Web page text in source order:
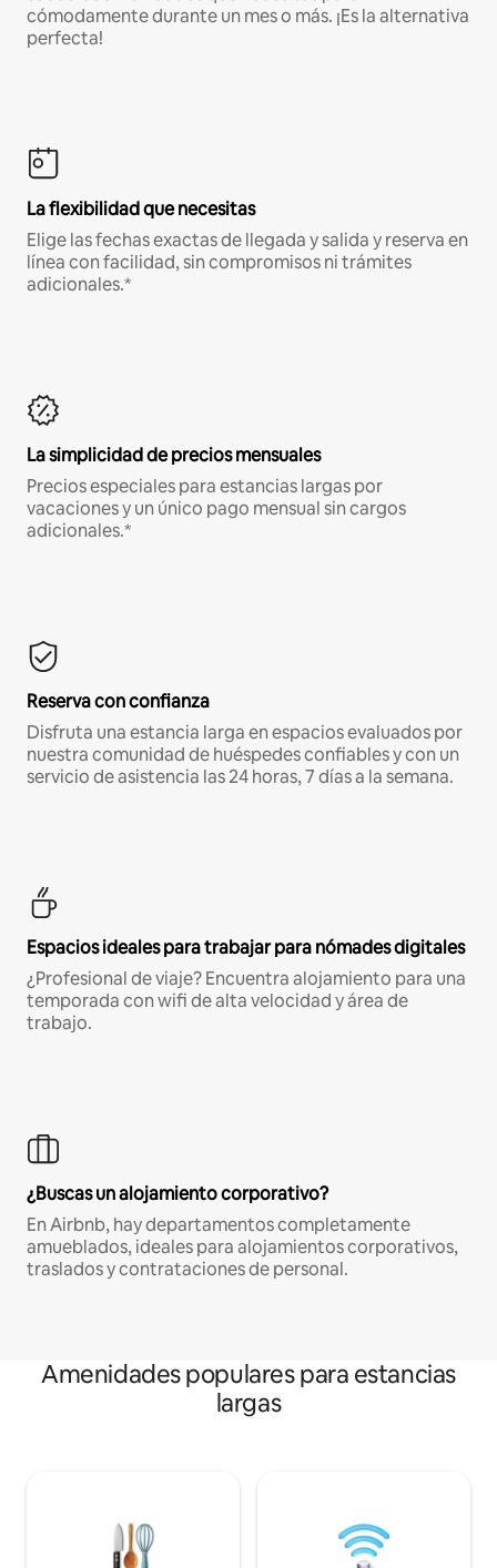
cómodamente durante un mes o más. ¡Es la alternativa
perfecta!
La flexibilidad que necesitas
Elige las fechas exactas de llegada y salida y reserva en
línea con facilidad, sin compromisos ni trámites
adicionales.*
La simplicidad de precios mensuales
Precios especiales para estancias largas por
vacaciones y un único pago mensual sin cargos
adicionales.*
Reserva con confianza
Disfruta una estancia larga en espacios evaluados por
nuestra comunidad de huéspedes confiables y con un
servicio de asistencia las 24 horas, 7 días a la semana.
Espacios ideales para trabajar para nómades digitales
¿Profesional de viaje? Encuentra alojamiento para una
temporada con wifi de alta velocidad y área de
trabajo.
¿Buscas un alojamiento corporativo?
En Airbnb, hay departamentos completamente
amueblados, ideales para alojamientos corporativos,
traslados y contrataciones de personal.
Amenidades populares para estancias
largas